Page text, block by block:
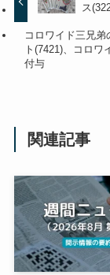
ス
コロワイド三兄弟
ト(7421)、コロワ
付与
関連記事